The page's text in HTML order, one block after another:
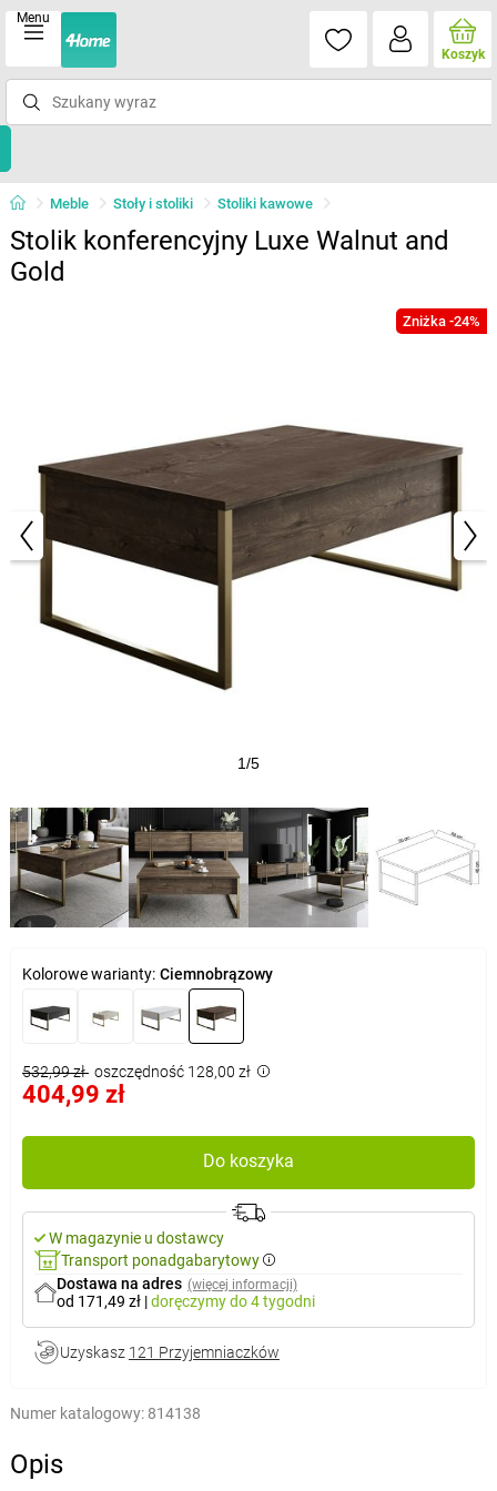
Menu
Koszyk
Meble Stoły i stoliki Stoliki kawowe
Stolik konferencyjny Luxe Walnut and
Gold
Zniżka -24%
1/5
Kolorowe warianty: Ciemnobrązowy
532,99 zł oszczędność 128,00 zł
404,99 zł
Do koszyka
W magazynie u dostawcy
Transport ponadgabarytowy
Dostawa na adres (więcej informacji)
od 171,49 zł |doręczymydo 4 tygodni
Uzyskasz 121 Przyjemniaczków
Numer katalogowy: 814138
Opis